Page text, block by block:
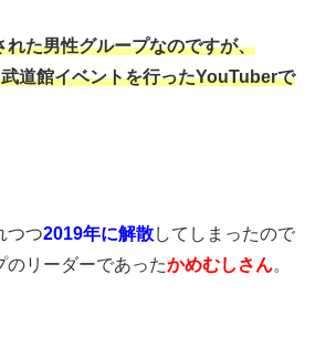
れた男性グループなのですが、
道館イベントを行ったYouTuberで
つつ2019年に解散してしまったので
のリーダーであったかめむしさん。